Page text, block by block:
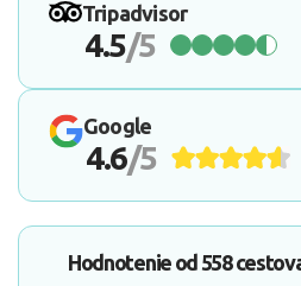
Tripadvisor
4.5/5
Google
4.6/5
Hodnotenie od 558